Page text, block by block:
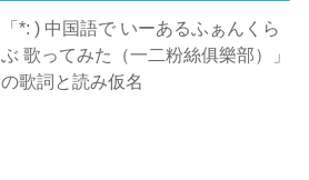
「*: ) 中国語で いーあるふぁんくら
ぶ 歌ってみた（一二粉絲俱樂部）」
の歌詞と読み仮名